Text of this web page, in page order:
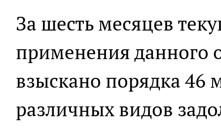
За шесть месяцев
применения данного
взыскано порядка 46
различных видов